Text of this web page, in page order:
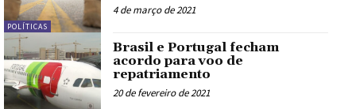
POLÍTICAS
4 de março de 2021
Brasil e Portugal fecham
acordo para voo de
repatriamento
20 de fevereiro de 2021